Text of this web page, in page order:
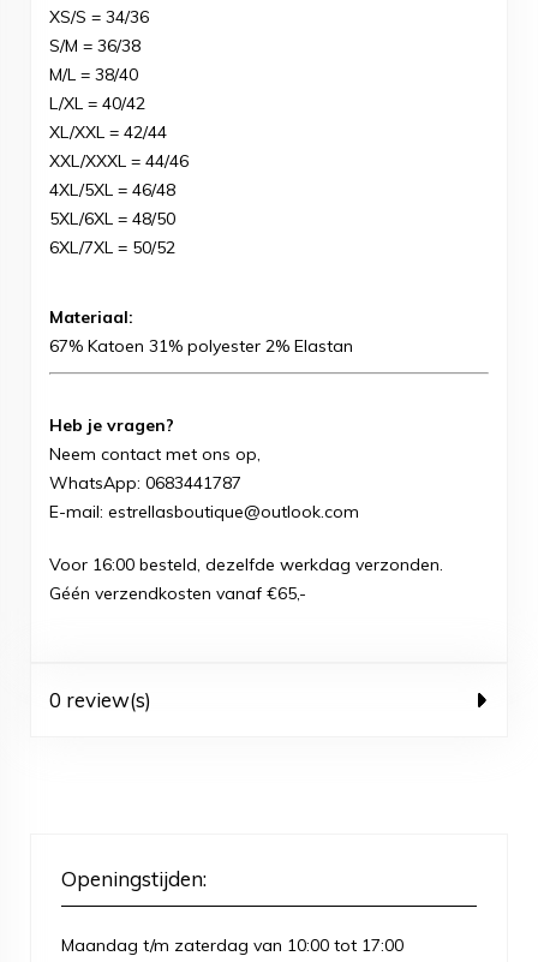
XS/S = 34/36
S/M = 36/38
M/L = 38/40
L/XL = 40/42
XL/XXL = 42/44
XXL/XXXL = 44/46
4XL/5XL = 46/48
5XL/6XL = 48/50
6XL/7XL = 50/52
Materiaal:
67% Katoen 31% polyester 2% Elastan
Heb je vragen?
Neem contact met ons op,
WhatsApp: 0683441787
E-mail: estrellasboutique@outlook.com
Voor 16:00 besteld, dezelfde werkdag verzonden.
Géén verzendkosten vanaf €65,-
0 review(s)
Openingstijden:
Maandag t/m zaterdag van 10:00 tot 17:00